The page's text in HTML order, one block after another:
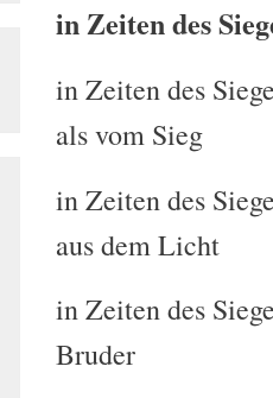
in Zeiten des
in Zeiten des
als vom Sieg
in Zeiten des
aus dem Licht
in Zeiten des
Bruder